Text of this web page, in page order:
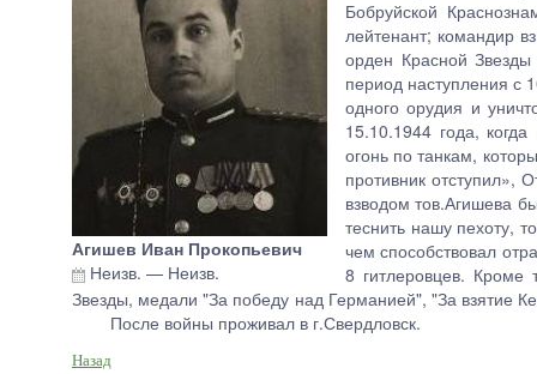
Агишев Иван Прокопьевич
Неизв. — Неизв.
Бобруйской
лейтенант; командир
орден Красной
период наступления с
одного орудия и
15.10.1944 года,
огонь по танкам,
противник отступил»,
взводом тов.Агишева
теснить нашу пехоту,
чем способствовал
8 гитлеровцев. Кроме
Звезды, медали "За победу над Германией", "За
После войны проживал в г.Свердловск.
Назад